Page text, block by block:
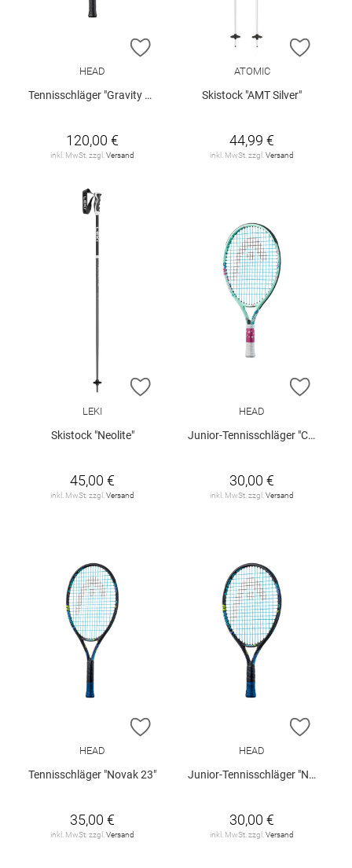
ZUR WUNSCHLISTE HINZUFÜGEN
HEAD
Tennisschläger "Gravity Jr. 2025"
120,00 €
inkl. MwSt. zzgl. Versand
ZUR
ATOMIC
Skistock "AMT Silver"
44,99 €
inkl. MwSt. zzgl. Versand
ZUR WUNSCHLISTE HINZUFÜGEN
LEKI
Skistock "Neolite"
45,00 €
inkl. MwSt. zzgl. Versand
ZUR
HEAD
Junior-Tennisschläger "Coco 19"
30,00 €
inkl. MwSt. zzgl. Versand
ZUR WUNSCHLISTE HINZUFÜGEN
HEAD
Tennisschläger "Novak 23"
35,00 €
inkl. MwSt. zzgl.Versand
ZUR
HEAD
Junior-Tennisschläger "Novak 19"
30,00 €
inkl. MwSt. zzgl.Versand